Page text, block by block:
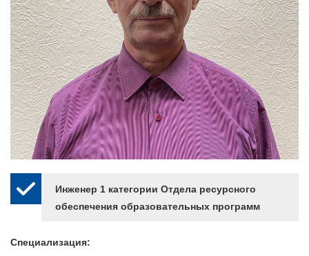
Инженер 1 категории Отдела ресурсного
обеспечения образовательных программ
Специализация: